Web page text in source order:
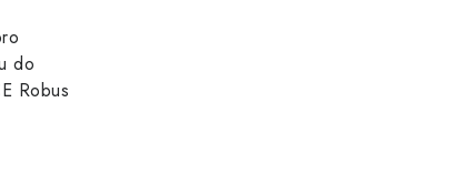
do
Robus